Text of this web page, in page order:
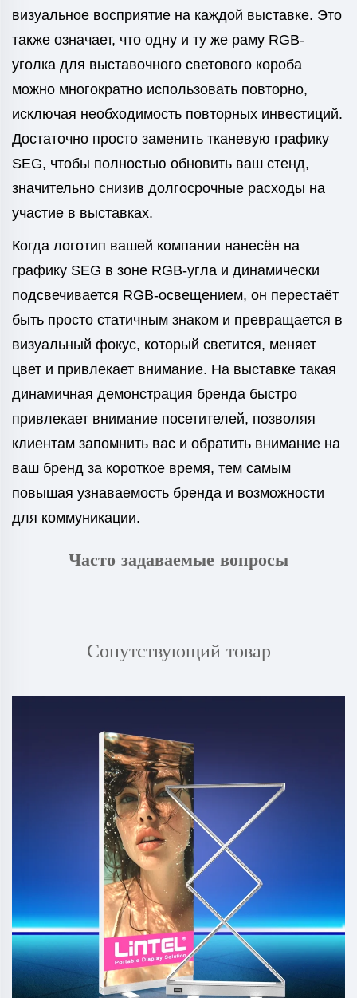
визуальное восприятие на каждой выставке. Это
также означает, что одну и ту же раму RGB-
уголка для выставочного светового короба
можно многократно использовать повторно,
исключая необходимость повторных инвестиций.
Достаточно просто заменить тканевую графику
SEG, чтобы полностью обновить ваш стенд,
значительно снизив долгосрочные расходы на
участие в выставках.
Когда логотип вашей компании нанесён на
графику SEG в зоне RGB-угла и динамически
подсвечивается RGB-освещением, он перестаёт
быть просто статичным знаком и превращается в
визуальный фокус, который светится, меняет
цвет и привлекает внимание. На выставке такая
динамичная демонстрация бренда быстро
привлекает внимание посетителей, позволяя
клиентам запомнить вас и обратить внимание на
ваш бренд за короткое время, тем самым
повышая узнаваемость бренда и возможности
для коммуникации.
Часто задаваемые вопросы
Сопутствующий товар